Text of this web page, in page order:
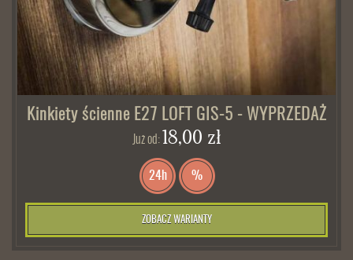
Kinkiety ścienne E27 LOFT GIS-5 - WYPRZEDAŻ
Już od: 18,00 zł
24h %
ZOBACZ WARIANTY